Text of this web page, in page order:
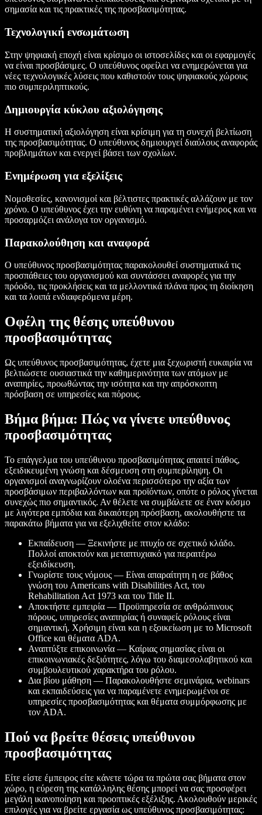
σημασία και τις πρακτικές της προσβασιμότητας.
Τεχνολογική ενσωμάτωση
Στην ψηφιακή εποχή είναι κρίσιμο οι ιστοσελίδες και οι εφαρμογές
να είναι προσβάσιμες. Ο υπεύθυνος οφείλει να ενημερώνεται για
νέες τεχνολογικές λύσεις που καθιστούν τους ψηφιακούς χώρους
πιο συμπεριληπτικούς.
Δημιουργία κύκλου αξιολόγησης
Η συστηματική αξιολόγηση είναι κρίσιμη για τη συνεχή βελτίωση
της προσβασιμότητας. Ο υπεύθυνος δημιουργεί διαύλους αναφοράς
προβλημάτων και ενεργεί βάσει των σχολίων.
Ενημέρωση για εξελίξεις
Νομοθεσίες, κανονισμοί και βέλτιστες πρακτικές αλλάζουν με τον
χρόνο. Ο υπεύθυνος έχει την ευθύνη να παραμένει ενήμερος και να
προσαρμόζει ανάλογα τον οργανισμό.
Παρακολούθηση και αναφορά
Ο υπεύθυνος προσβασιμότητας παρακολουθεί συστηματικά τις
προσπάθειες του οργανισμού και συντάσσει αναφορές για την
πρόοδο, τις προκλήσεις και τα μελλοντικά πλάνα προς τη διοίκηση
και τα λοιπά ενδιαφερόμενα μέρη.
Οφέλη της θέσης υπεύθυνου
προσβασιμότητας
Ως υπεύθυνος προσβασιμότητας, έχετε μια ξεχωριστή ευκαιρία να
βελτιώσετε ουσιαστικά την καθημερινότητα των ατόμων με
αναπηρίες, προωθώντας την ισότητα και την απρόσκοπτη
πρόσβαση σε υπηρεσίες και πόρους.
Βήμα βήμα: Πώς να γίνετε υπεύθυνος
προσβασιμότητας
Το επάγγελμα του υπεύθυνου προσβασιμότητας απαιτεί πάθος,
εξειδικευμένη γνώση και δέσμευση στη συμπερίληψη. Οι
οργανισμοί αναγνωρίζουν ολοένα περισσότερο την αξία των
προσβάσιμων περιβαλλόντων και προϊόντων, οπότε ο ρόλος γίνεται
συνεχώς πιο σημαντικός. Αν θέλετε να συμβάλετε σε έναν κόσμο
με λιγότερα εμπόδια και δικαιότερη πρόσβαση, ακολουθήστε τα
παρακάτω βήματα για να εξελιχθείτε στον κλάδο:
Εκπαίδευση — Ξεκινήστε με πτυχίο σε σχετικό κλάδο.
Πολλοί αποκτούν και μεταπτυχιακό για περαιτέρω
εξειδίκευση.
Γνωρίστε τους νόμους — Είναι απαραίτητη η σε βάθος
γνώση του Americans with Disabilities Act, του
Rehabilitation Act 1973 και του Title II.
Αποκτήστε εμπειρία — Προϋπηρεσία σε ανθρώπινους
πόρους, υπηρεσίες αναπηρίας ή συναφείς ρόλους είναι
σημαντική. Χρήσιμη είναι και η εξοικείωση με το Microsoft
Office και θέματα ADA.
Αναπτύξτε επικοινωνία — Καίριας σημασίας είναι οι
επικοινωνιακές δεξιότητες, λόγω του διαμεσολαβητικού και
συμβουλευτικού χαρακτήρα του ρόλου.
Δια βίου μάθηση — Παρακολουθήστε σεμινάρια, webinars
και εκπαιδεύσεις για να παραμένετε ενημερωμένοι σε
υπηρεσίες προσβασιμότητας και θέματα συμμόρφωσης με
τον ADA.
Πού να βρείτε θέσεις υπεύθυνου
προσβασιμότητας
Είτε είστε έμπειρος είτε κάνετε τώρα τα πρώτα σας βήματα στον
χώρο, η εύρεση της κατάλληλης θέσης μπορεί να σας προσφέρει
μεγάλη ικανοποίηση και προοπτικές εξέλιξης. Ακολουθούν μερικές
επιλογές για να βρείτε εργασία ως υπεύθυνος προσβασιμότητας: